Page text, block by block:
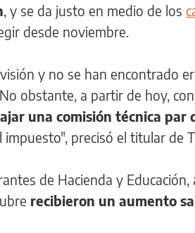
, y se da justo en medio de los
desde noviembre.
y no se han encontrado
obstante, a partir de hoy,
una comisión técnica par
impuesto", precisó el titular de
de Hacienda y
recibieron un aumento